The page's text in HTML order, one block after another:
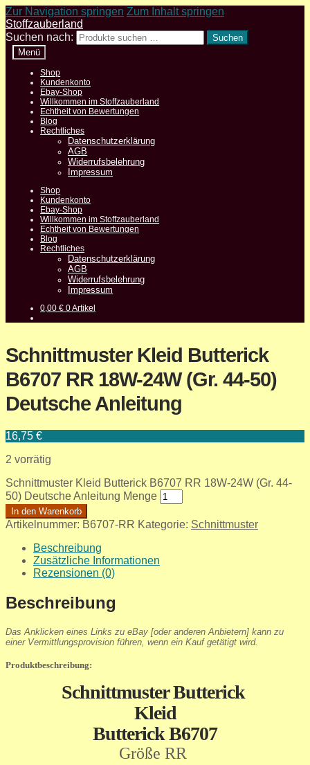
Zur Navigation springen Zum Inhalt springen
Stoffzauberland
Suchen nach:
Suchen
Menü
Shop
Kundenkonto
Ebay-Shop
Willkommen im Stoffzauberland
Echtheit von Bewertungen
Blog
Rechtliches
Datenschutzerklärung
AGB
Widerrufsbelehrung
Impressum
Shop
Kundenkonto
Ebay-Shop
Willkommen im Stoffzauberland
Echtheit von Bewertungen
Blog
Rechtliches
Datenschutzerklärung
AGB
Widerrufsbelehrung
Impressum
0,00€ 0 Artikel
Schnittmuster Kleid Butterick
B6707 RR 18W-24W (Gr. 44-50)
Deutsche Anleitung
16,75 €
2 vorrätig
Schnittmuster Kleid Butterick B6707 RR 18W-24W (Gr. 44-
50) Deutsche Anleitung Menge
In den Warenkorb
Artikelnummer: B6707-RR Kategorie: Schnittmuster
Beschreibung
Zusätzliche Informationen
Rezensionen (0)
Beschreibung
Das Anklicken eines Links zu eBay [oder anderen Anbietern] kann zu
einer Vermittlungsprovision führen, wenn ein Kauf getätigt wird.
Produktbeschreibung:
Schnittmuster Butterick
Kleid
Butterick B6707
Größe RR